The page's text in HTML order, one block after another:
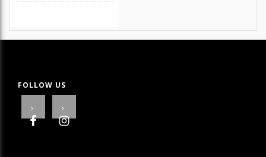
FOLLOW US